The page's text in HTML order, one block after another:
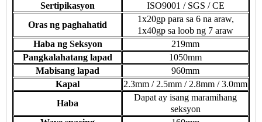
Sertipikasyon
ISO9001 / SGS / CE
Oras ng paghahatid
1x20gp para sa 6 na araw,
1x40gp sa loob ng 7 araw
Haba ng Seksyon
219mm
Pangkalahatang lapad
1050mm
Mabisang lapad
960mm
Kapal
2.3mm / 2.5mm / 2.8mm / 3.0mm
Haba
Dapat ay isang maramihang
seksyon